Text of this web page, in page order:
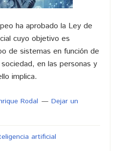
ha aprobado la Ley de
cuyo objetivo es
de sistemas en función de
en las personas y
implica.
Rodal
Dejar un
artificial